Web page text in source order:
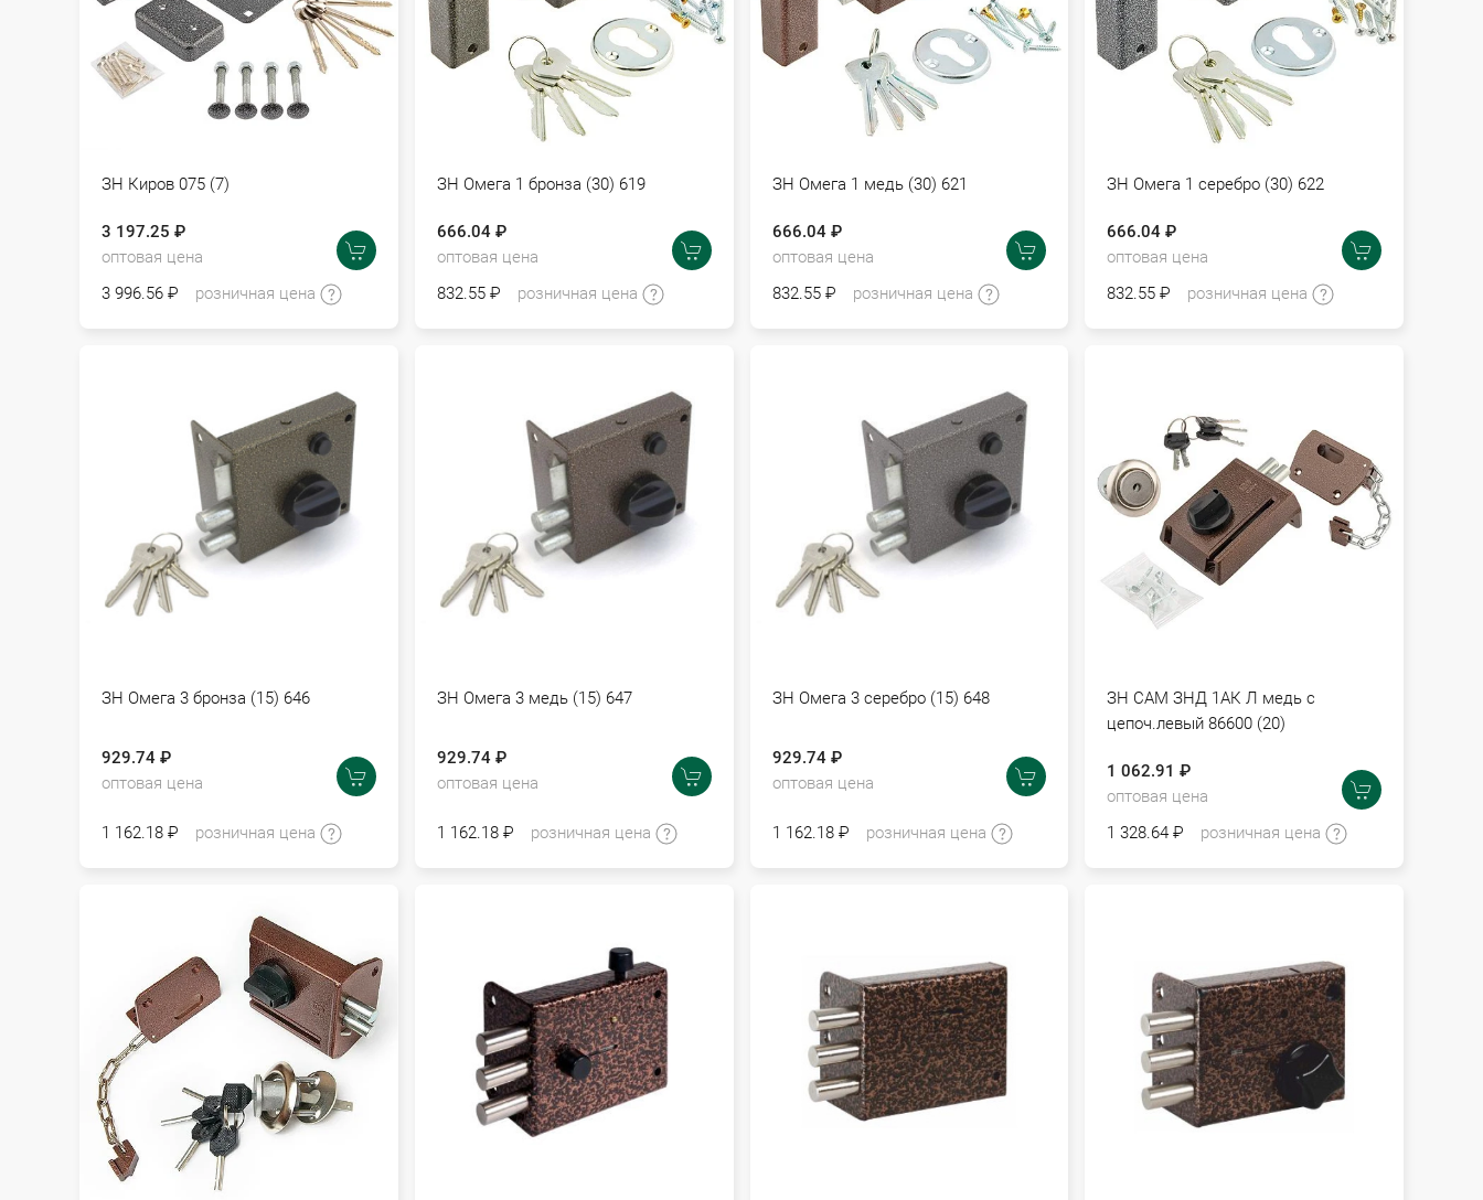
ЗН Киров 075 (7)
3 197.25 ₽
оптовая цена
3 996.56 ₽
розничная цена
ЗН Омега 1 бронза (30) 619
666.04 ₽
оптовая цена
832.55 ₽
розничная цена
ЗН Омега 1 медь (30) 621
666.04 ₽
оптовая цена
832.55 ₽
розничная цена
ЗН Омега 1 серебро (30) 622
666.04 ₽
оптовая цена
832.55 ₽
розничная цена
ЗН Омега 3 бронза (15) 646
929.74 ₽
оптовая цена
1 162.18 ₽ розничная цена
ЗН Омега 3 медь (15) 647
929.74 ₽
оптовая цена
1 162.18 ₽ розничная цена
ЗН Омега 3 серебро (15) 648
929.74 ₽
оптовая цена
1 162.18 ₽ розничная цена
ЗН САМ ЗНД 1АК Л медь с
цепоч.левый 86600 (20)
1 062.91 ₽
оптовая цена
1 328.64 ₽
розничная цена